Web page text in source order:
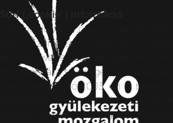
Süti („cookie”) Információ
Weboldalunkon „cookie”-kat
alkalmazunk. Ezek olyan fájlok,
tárolnak webes böngészőjében.
hozzájárulása szükséges. A „sütiket”
hírközlésről szóló 2003. évi C. törvény,
kereskedelmi szolgáltatások, az
társadalommal összefüggő